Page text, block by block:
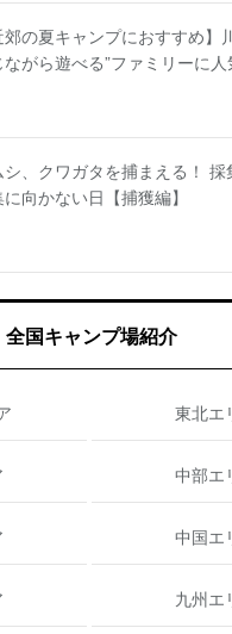
郊の夏キャンプにおすすめ】
がら遊べる”ファミリーに
シ、クワガタを捕まえる！ 採
向かない日【捕獲編】
全国キャンプ場紹介
東北エ
中部エ
中国エ
九州エ